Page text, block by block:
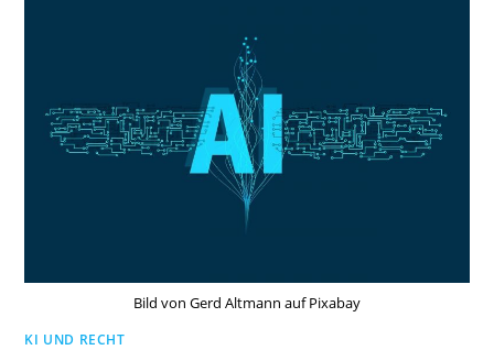
Bild von Gerd Altmann auf Pixabay
KI UND RECHT